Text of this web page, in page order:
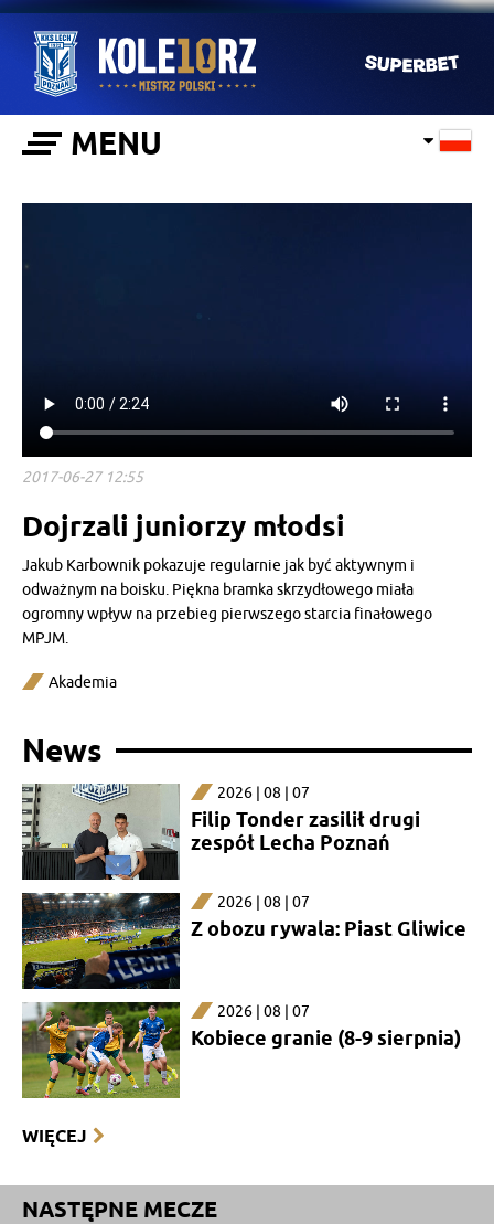
MENU
2017-06-27 12:55
Dojrzali juniorzy młodsi
Jakub Karbownik pokazuje regularnie jak być aktywnym i
odważnym na boisku. Piękna bramka skrzydłowego miała
ogromny wpływ na przebieg pierwszego starcia finałowego
MPJM.
Akademia
News
2026 | 08 | 07
Filip Tonder zasilił drugi
zespół Lecha Poznań
2026 | 08 | 07
Z obozu rywala: Piast Gliwice
2026 | 08 | 07
Kobiece granie (8-9 sierpnia)
WIĘCEJ
NASTĘPNE MECZE